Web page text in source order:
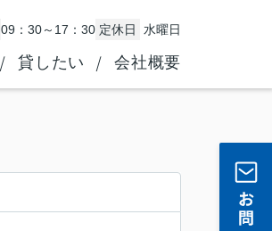
09：30～17：30 定休日 水曜日
貸したい 会社概要